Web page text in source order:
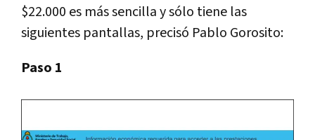
$22.000 es más sencilla y sólo tiene las
siguientes pantallas, precisó Pablo Gorosito:
Paso 1